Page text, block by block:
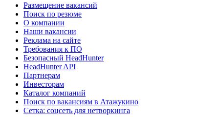
Размещение вакансий
Поиск по резюме
О компании
Наши вакансии
Реклама на сайте
Требования к ПО
Безопасный HeadHunter
HeadHunter API
Партнерам
Инвесторам
Каталог компаний
Поиск по вакансиям в Атажукино
Сетка: соцсеть для нетворкинга